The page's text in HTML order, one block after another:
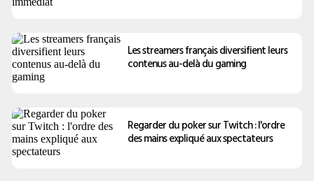
Les streamers français diversifient leurs
contenus au-delà du gaming
Regarder du poker sur Twitch : l'ordre
des mains expliqué aux spectateurs